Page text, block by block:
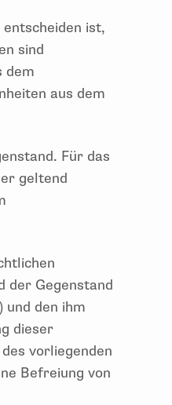
ist,
sind
dem
aus dem
Für das
geltend
der Gegenstand
den ihm
dieser
vorliegenden
Befreiung von